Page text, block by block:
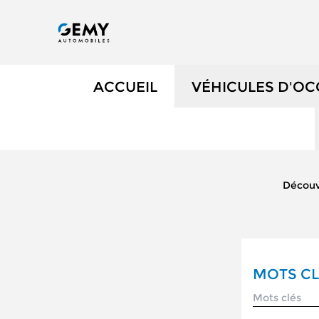
ACCUEIL VÉHICULES
NOS
VÉHICULES DE
NOS SERVICES
MOTS